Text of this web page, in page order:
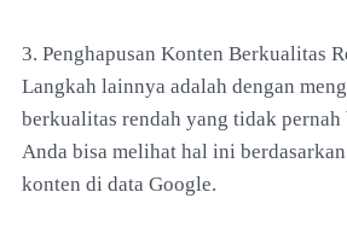
3. Penghapusan Konten Berkualitas
Langkah lainnya adalah dengan
berkualitas rendah yang tidak
Anda bisa melihat hal ini
konten di data Google.